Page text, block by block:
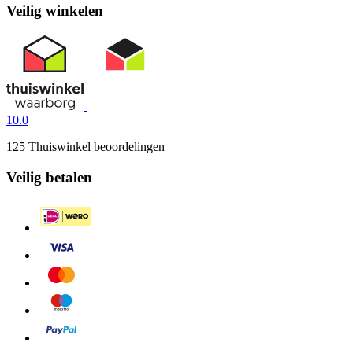
Veilig winkelen
10.0
125 Thuiswinkel beoordelingen
Veilig betalen